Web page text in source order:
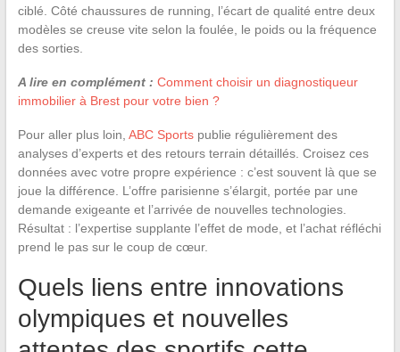
ciblé. Côté chaussures de running, l’écart de qualité entre deux
modèles se creuse vite selon la foulée, le poids ou la fréquence
des sorties.
A lire en complément : Comment choisir un diagnostiqueur
immobilier à Brest pour votre bien ?
Pour aller plus loin, ABC Sportspublie régulièrement des
analyses d’experts et des retours terrain détaillés. Croisez ces
données avec votre propre expérience : c’est souvent là que se
joue la différence. L’offre parisienne s’élargit, portée par une
demande exigeante et l’arrivée de nouvelles technologies.
Résultat : l’expertise supplante l’effet de mode, et l’achat réfléchi
prend le pas sur le coup de cœur.
Quels liens entre innovations
olympiques et nouvelles